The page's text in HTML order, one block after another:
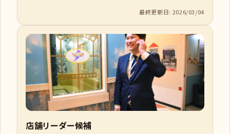
最終更新日: 2026/03/04
店舗リーダー候補